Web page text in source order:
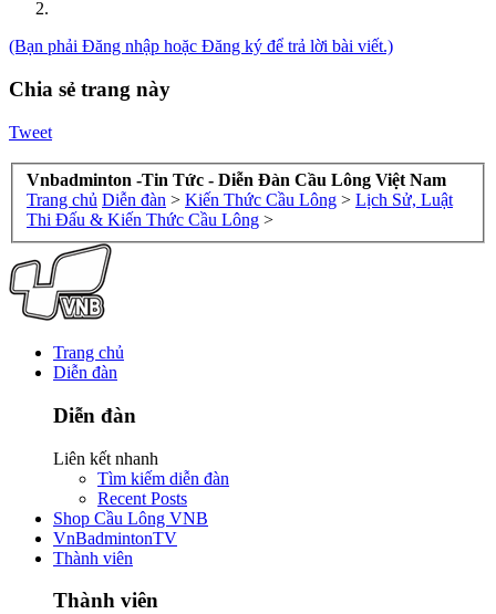
(Bạn phải Đăng nhập hoặc Đăng ký để trả lời bài viết.)
Chia sẻ trang này
Tweet
Vnbadminton -Tin Tức - Diễn Đàn Cầu Lông Việt Nam
Trang chủ Diễn đàn > Kiến Thức Cầu Lông > Lịch Sử, Luật
Thi Đấu & Kiến Thức Cầu Lông >
Trang chủ
Diễn đàn
Diễn đàn
Liên kết nhanh
Tìm kiếm diễn đàn
Recent Posts
Shop Cầu Lông VNB
VnBadmintonTV
Thành viên
Thành viên